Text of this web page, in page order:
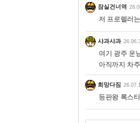
잠실건너역
저 프로렐러
샤과샤과
여기 광주 운
아직까지 차
희망다짐
등판왕 록스타